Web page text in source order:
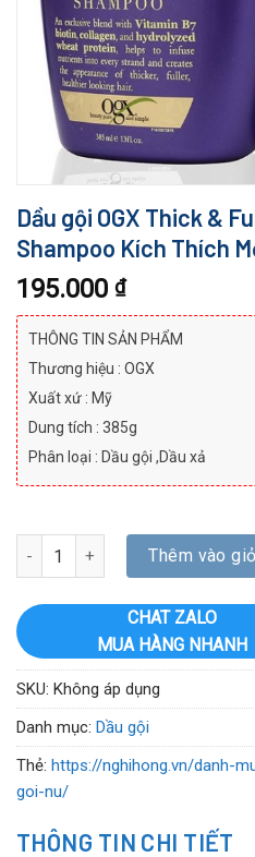
Dầu gội OGX Thick &
Shampoo Kích Thích
195.000 ₫
THÔNG TIN SẢN PHẨM
Thương hiệu : OGX
Xuất xứ : Mỹ
Dung tích : 385g
Phân loại : Dầu gội ,Dầu xả
Dầu gội OGX Thick & Full +
Thêm vào
CHAT ZALO
MUA HÀNG NHANH
SKU: Không áp dụng
Danh mục: Dầu gội
Thẻ: https://nghihong.vn/danh-
goi-nu/
THÔNG TIN CHI TIẾT